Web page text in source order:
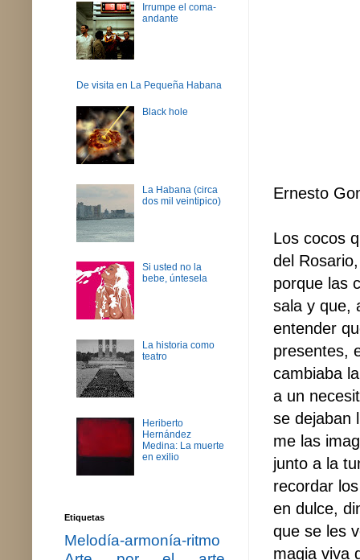
Ernesto
Los cocos
del
porque las
sala y que,
entender
presentes,
cambiaba
a un
se dejaban
me las
junto a la
recordar
en dulce,
que se les
magia viva
Irrumpe el coma-
andante
De visita en La Pequeña Habana
Black hole
La Habana (circa
dos mil veintipico)
Si usted no la
bebe, úntesela
La historia como
teatro
Heriberto
Hernández
Medina: La muerte
en exilio
Etiquetas
Melodía-armonía-ritmo